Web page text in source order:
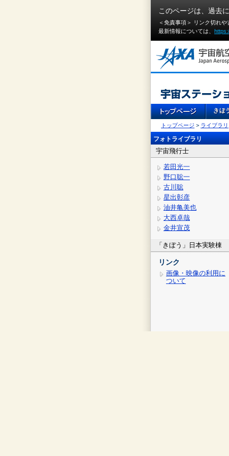
このページは、過去
＜免責事項＞ リンク切れ
最新情報については、
トップページ > ライブラリ
フォトライブラリ
宇宙飛行士
若田光一
野口聡一
古川聡
星出彰彦
油井亀美也
大西卓哉
金井宣茂
「きぼう」日本実験棟
リンク
画像・映像の利用に
ついて